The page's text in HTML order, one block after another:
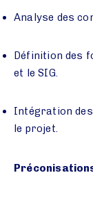
Analyse des
Définition des
et le SIG.
Intégration
le projet.